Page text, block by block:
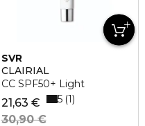
SVR
CLAIRIAL
CC SPF50+ Light
21,63 €
30,90 €
5 1